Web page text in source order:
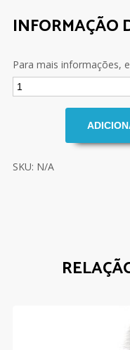
INFORMAÇÃO
Para mais informações,
SKU: N/A